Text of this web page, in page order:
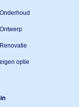
Onderhoud
Ontwerp
Renovatie
eigen optie